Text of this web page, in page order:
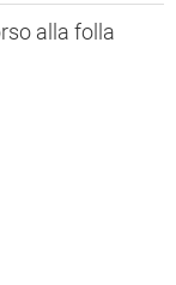
alla folla